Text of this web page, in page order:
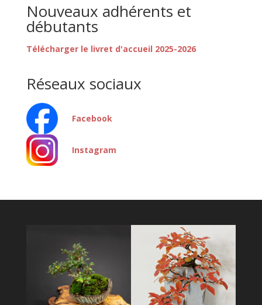
Nouveaux adhérents et
débutants
Télécharger le livret d'accueil 2025-2026
Réseaux sociaux
Facebook
Instagram